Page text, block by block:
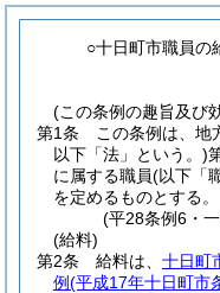
○十日町市職員の
(この条例の趣旨及び
第1条
この条例は、地
以下「法」という。)
に属する職員(以下「
を定めるものとする。
(平28条例6・
(給料)
第2条
給料は、 十日町
例(平成17年十日町市